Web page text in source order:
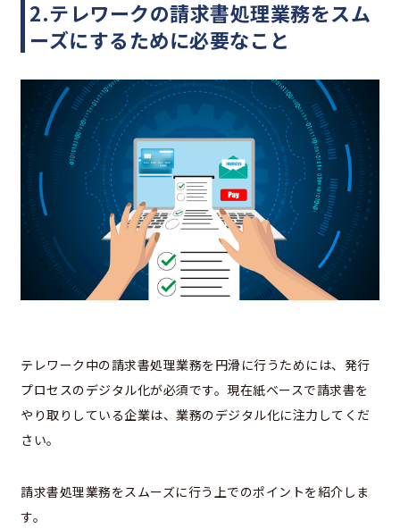
2.テレワークの請求書処理業務をスム
ーズにするために必要なこと
テレワーク中の請求書処理業務を円滑に行うためには、発行
プロセスのデジタル化が必須です。現在紙ベースで請求書を
やり取りしている企業は、業務のデジタル化に注力してくだ
さい。
請求書処理業務をスムーズに行う上でのポイントを紹介しま
す。